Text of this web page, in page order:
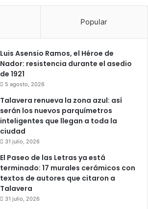
Popular
Luis Asensio Ramos, el Héroe de
Nador: resistencia durante el asedio
de 1921
5 agosto, 2026
Talavera renueva la zona azul: así
serán los nuevos parquímetros
inteligentes que llegan a toda la
ciudad
31 julio, 2026
El Paseo de las Letras ya está
terminado: 17 murales cerámicos con
textos de autores que citaron a
Talavera
31 julio, 2026